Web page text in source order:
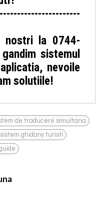
nostri la 0744-
sistemul
nevoile
solutiile!
de traducere simultana
sistem ghidare turisti ,